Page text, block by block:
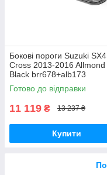
Бокові пороги Suzuki
Cross 2013-2016 Allmond
Black brr678+alb173
Готово до відправки
11 119 ₴ 13 237 ₴
Купити